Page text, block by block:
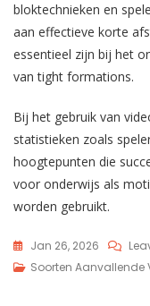
bloktechnieken en
aan effectieve korte
essentieel zijn bij het
van tight formations.
Bij het gebruik van
statistieken zoals
hoogtepunten die
voor onderwijs als
worden gebruikt.
Jan 26, 2026
Soorten Aanvallende